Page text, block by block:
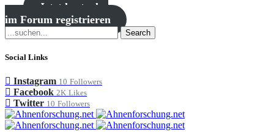
Jetzt kostenlos
im Forum registrieren
Search
Social Links
Instagram 10 Followers
Facebook 2K Likes
Twitter 10 Followers